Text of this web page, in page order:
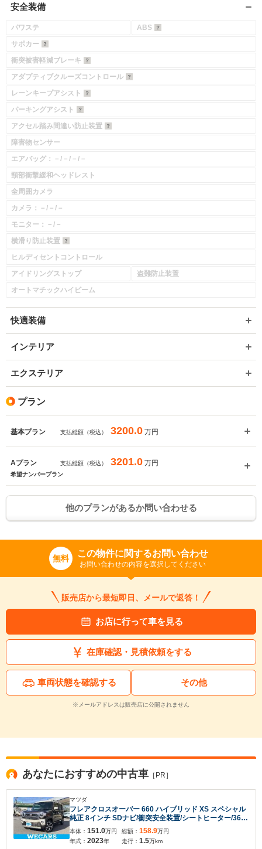
安全装備
パワステ
ABS
サポカー
衝突被害軽減ブレーキ
アダプティブクルーズコントロール
レーンキープアシスト
パーキングアシスト
アクセル踏み間違い防止装置
障害物センサー
エアバッグ：－/－/－/－
頸部衝撃緩和ヘッドレスト
全周囲カメラ
カメラ：－/－/－
モニター：－/－
横滑り防止装置
ヒルディセントコントロール
アイドリングストップ
盗難防止装置
オートマチックハイビーム
快適装備
インテリア
エクステリア
プラン
基本プラン 支払総額（税込） 3200.0 万円
Aプラン 支払総額（税込） 3201.0 万円
希望ナンバープラン
他のプランがあるか問い合わせる
無料 この物件に関するお問い合わせ
お問い合わせの内容を選択してください
販売店から最短即日、メールで返答！
お店に行って車を見る
在庫確認・見積依頼をする
車両状態を確認する その他
※メールアドレスは販売店に公開されません
あなたにおすすめの中古車 ［PR］
マツダ
フレアクロスオーバー 660 ハイブリッド XS スペシャル
純正 8インチ SDナビ/衝突安全装置/シートヒーター/360°
ビューモニター/車線逸脱防止支援システム/ドライブレコ
ーダー 前後/ヘッドランプ LED/USBジャック/Bluetooth
接続
本体： 151.0万円
年式： 2023年
総額： 158.9万円
走行： 1.5万km